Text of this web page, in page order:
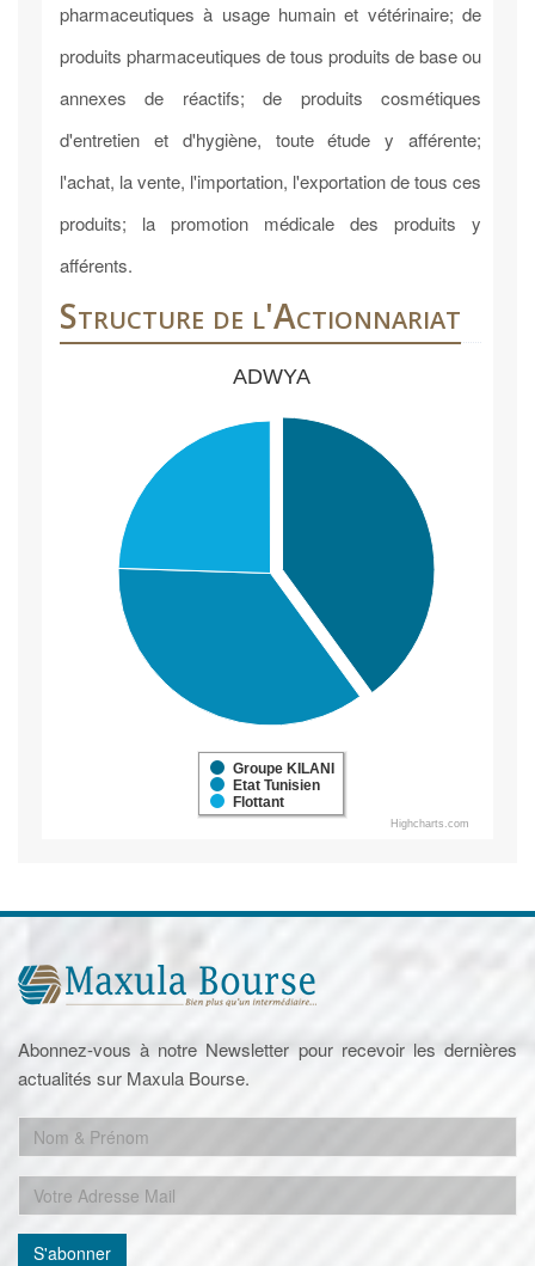
pharmaceutiques à usage humain et vétérinaire; de
produits pharmaceutiques de tous produits de base ou
annexes de réactifs; de produits cosmétiques
d'entretien et d'hygiène, toute étude y afférente;
l'achat, la vente, l'importation, l'exportation de tous ces
produits; la promotion médicale des produits y
afférents.
Structure de l'Actionnariat
ADWYA
Groupe KILANI
Etat Tunisien
Flottant
Highcharts.com
Abonnez-vous à notre Newsletter pour recevoir les dernières
actualités sur Maxula Bourse.
S'abonner